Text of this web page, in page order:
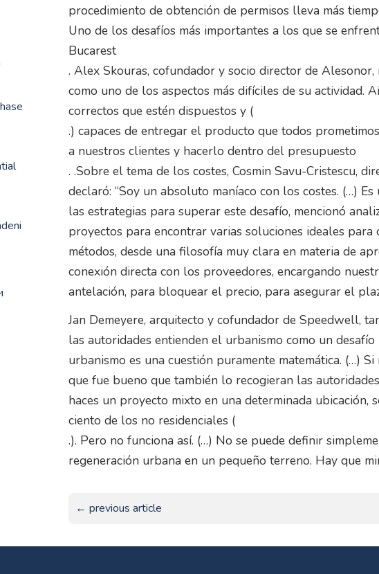
procedimiento de obtención de permisos lleva más
Uno de los desafíos más importantes a los que se
Bucarest
. Alex Skouras, cofundador y socio director de
como uno de los aspectos más difíciles de su actividad.
correctos que estén dispuestos y (
.) capaces de entregar el producto que todos
a nuestros clientes y hacerlo dentro del presupuesto
. .Sobre el tema de los costes, Cosmin Savu-Cristescu,
declaró: “Soy un absoluto maníaco con los costes. (…) Es
las estrategias para superar este desafío, mencionó
proyectos para encontrar varias soluciones ideales para
métodos, desde una filosofía muy clara en materia de
conexión directa con los proveedores, encargando
antelación, para bloquear el precio, para asegurar el
Jan Demeyere, arquitecto y cofundador de Speedwell,
las autoridades entienden el urbanismo como un
urbanismo es una cuestión puramente matemática. (…)
que fue bueno que también lo recogieran las
haces un proyecto mixto en una determinada ubicación,
ciento de los no residenciales (
.). Pero no funciona así. (…) No se puede definir
regeneración urbana en un pequeño terreno. Hay que
← previous article